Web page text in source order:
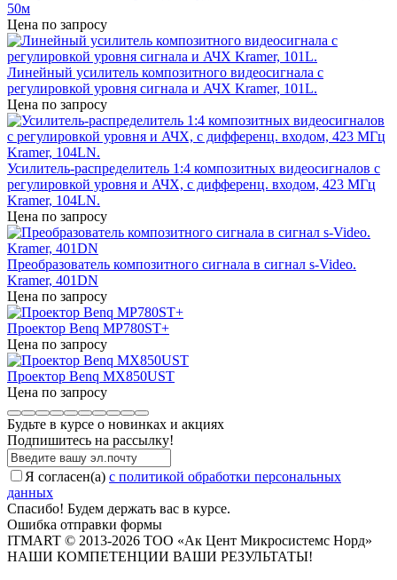
50м
Цена по запросу
Линейный усилитель композитного видеосигнала с
регулировкой уровня сигнала и АЧХ Kramer, 101L.
Цена по запросу
Усилитель-распределитель 1:4 композитных видеосигналов c
регулировкой уровня и АЧХ, с дифференц. входом, 423 МГц
Kramer, 104LN.
Цена по запросу
Преобразователь композитного сигнала в сигнал s-Video.
Kramer, 401DN
Цена по запросу
Проектор Benq MP780ST+
Цена по запросу
Проектор Benq MX850UST
Цена по запросу
Будьте в курсе о новинках и акциях
Подпишитесь на рассылкy!
Я согласен(a) с политикой обработки персональных
данных
Спасибо! Будем держать вас в курсе.
Ошибка отправки формы
ITMART © 2013-2026 ТОО «Ак Цент Микросистемс Норд»
НАШИ КОМПЕТЕНЦИИ ВАШИ РЕЗУЛЬТАТЫ!